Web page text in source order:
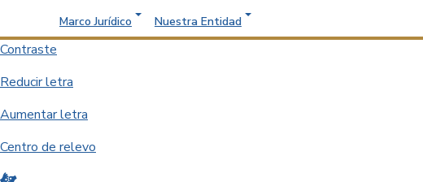
Marco Jurídico
Nuestra Entidad
Contraste
Reducir letra
Aumentar letra
Centro de relevo